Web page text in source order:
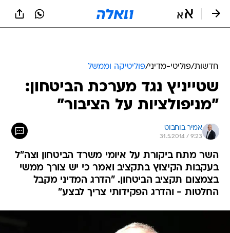
חדשות/פוליטי-מדיני/פוליטיקה וממשל
שטייניץ נגד מערכת הביטחון:
"מניפולציות על הציבור"
אמיר בוחבוט
31.5.2014 / 9:23
השר מתח ביקורת על איומי משרד הביטחון וצה"ל
בעקבות הקיצוץ בתקציב ואמר כי יש צורך ממשי
בצמצום תקציב הביטחון. "הדרג המדיני מקבל
החלטות - והדרג הפקידותי צריך לבצע"